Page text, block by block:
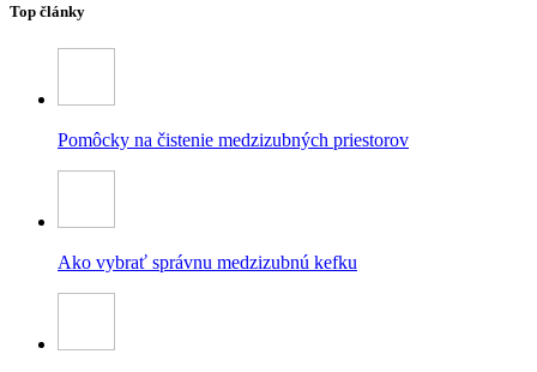
Top články
Pomôcky na čistenie medzizubných priestorov
Ako vybrať správnu medzizubnú kefku